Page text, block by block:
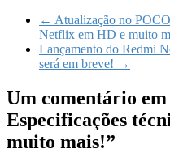
← Atualização no
Netflix em HD e muito
Lançamento do Redmi
será em breve! →
Um comentário em
Especificações
muito mais!”